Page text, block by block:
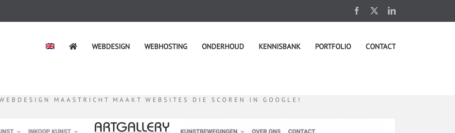
Facebook LinkedIn
WEBDESIGN WEBHOSTING ONDERHOUD KENNISBANK PORTFOLIO CONTACT
MAASTRICHT MAAKT WEBSITES DIE SCOREN IN GOOGLE!